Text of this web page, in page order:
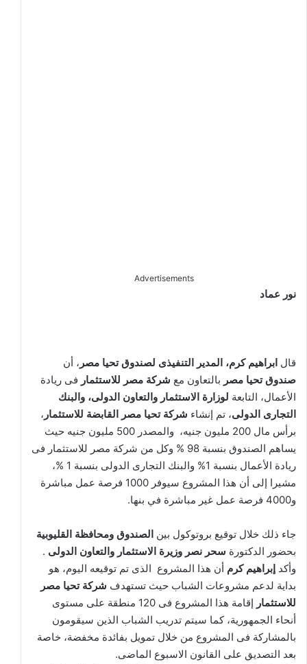
Advertisements
نور عماد
قال ابراهيم كرم، المدير التنفيذى لصندوق تحيا مصر ، أن
صندوق تحيا مصر بالتعاون مع شركة مصر للاستثمار فى ريادة
الأعمال، التابعة لوزارة الاستثمار والتعاون الدولى، والبنك
التجارى الدولى، تم إنشاء شركة تحيا مصر القابضة للاستثمار ،
برأس مال 200 مليون جنيه، والمصدر 500 مليون جنيه حيث
يساهم الصندوق بنسبة 98 % وكل من شركة مصر للاستثمار فى
ريادة الأعمال بنسبة 1% والبنك التجارى الدولى بنسبة 1 %،
مشيرا إلى أن هذا المشروع سيوفر 1000 فرصة عمل مباشرة
و4000 فرصة عمل غير مباشرة في بنها.
جاء ذلك خلال توقيع بروتوكول بين الصندوق ومحافظة القليوبية
بحضور الدكتورة سحر نصر وزيرة الاستثمار والتعاون الدولى .
وأكد إبراهيم كرم أن هذا المشروع الذى تم توقيعه اليوم، هو
بداية لدعم مشروعات الشباب حيث تستهدف شركة تحيا مصر
للاستثمار
إقامة هذا المشروع فى 120 منطقة على مستوى
أنحاء الجمهورية، كما سيتم تدريب الشباب الذين سيقومون
بالمشاركة فى المشروع من خلال تمويل بفائدة مخفضة، خاصة
بعد التصديق على القانون الاسبوع الماضى.